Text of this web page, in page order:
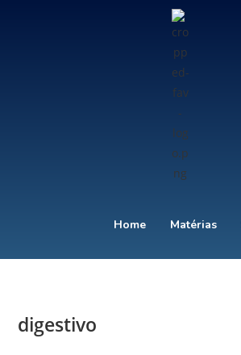
Home Matérias
digestivo